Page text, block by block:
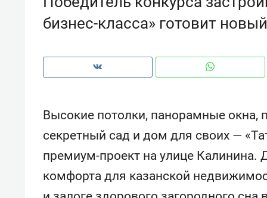
бизнес-класса» готовит
Высокие потолки, панорамные окна,
секретный сад и дом для своих —
премиум-проект на улице Калинина.
комфорта для казанской
Как ГК «МИР ГРУПП» и ВТБ
создают оазис жилого
комфорта под Казанью
150
ID